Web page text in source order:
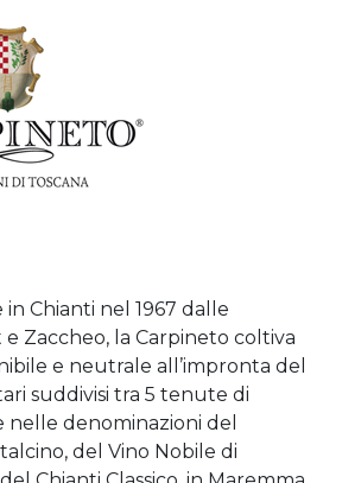
in Chianti nel 1967 dalle
Zaccheo, la Carpineto coltiva
e neutrale all’impronta del
suddivisi tra 5 tenute di
denominazioni del
del Vino Nobile di